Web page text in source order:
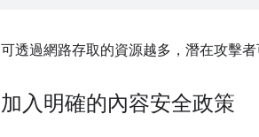
可透過網路存取的資源越多，潛在攻擊
加入明確的內容安全政策